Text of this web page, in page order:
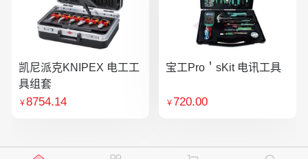
凯尼派克KNIPEX 电工工
具组套
￥8754.14
宝工Pro＇sKit 电讯工具
￥720.00